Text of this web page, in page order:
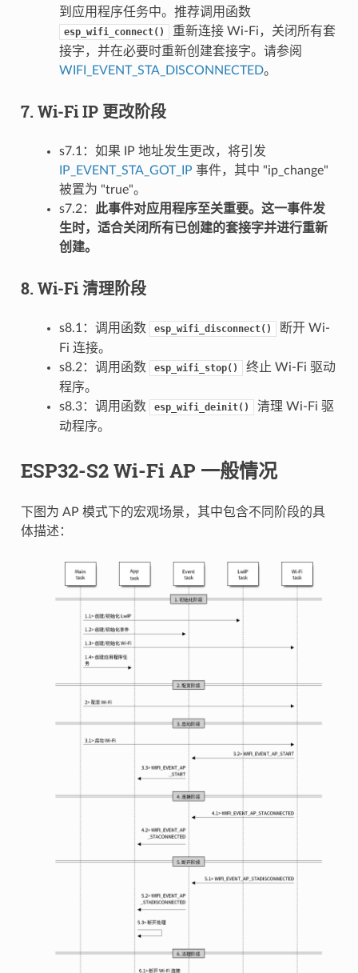
到应用程序任务中。推荐调用函数
esp_wifi_connect()
重新连接 Wi-Fi，关闭所有套
接字，并在必要时重新创建套接字。请参阅
WIFI_EVENT_STA_DISCONNECTED。
7. Wi-Fi IP 更改阶段
s7.1：如果 IP 地址发生更改，将引发
IP_EVENT_STA_GOT_IP 事件，其中 "ip_change"
被置为 "true"。
s7.2：
此事件对应用程序至关重要。这一事件发
生时，适合关闭所有已创建的套接字并进行重新
创建。
8. Wi-Fi 清理阶段
s8.1：调用函数 esp_wifi_disconnect()
断开 Wi-
Fi 连接。
s8.2：调用函数
esp_wifi_stop()
终止 Wi-Fi 驱动
程序。
s8.3：调用函数
esp_wifi_deinit()
清理 Wi-Fi 驱
动程序。
ESP32-S2 Wi-Fi AP 一般情况
下图为 AP 模式下的宏观场景，其中包含不同阶段的具
体描述：